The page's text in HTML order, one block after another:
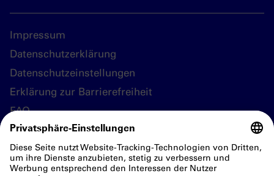
Impressum
Datenschutzerklärung
Datenschutzeinstellungen
Erklärung zur Barrierefreiheit
FAQ
Folgen Sie uns